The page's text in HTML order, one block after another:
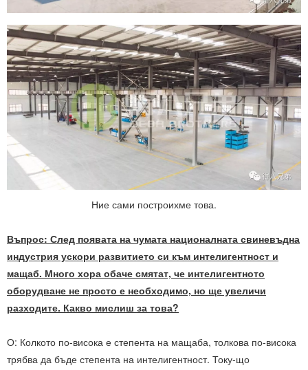
Ние сами построихме това.
Въпрос: След появата на чумата националната свиневъдна
индустрия ускори развитието си към интелигентност и
мащаб. Много хора обаче смятат, че интелигентното
оборудване не просто е необходимо, но ще увеличи
разходите. Какво мислиш за това?
О: Колкото по-висока е степента на мащаба, толкова по-висока
трябва да бъде степента на интелигентност. Току-що